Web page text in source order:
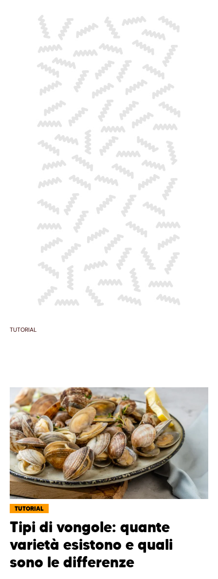
TUTORIAL
TUTORIAL
Tipi di vongole: quante
varietà esistono e quali
sono le differenze